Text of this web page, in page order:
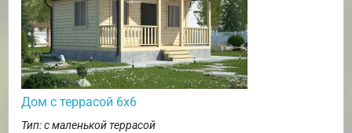
Дом с террасой 6х6
Тип: с маленькой террасой